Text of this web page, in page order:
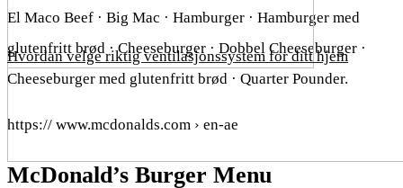
Hvordan velge riktig ventilasjonssystem for ditt hjem
El Maco Beef · Big Mac · Hamburger · Hamburger med
glutenfritt brød · Cheeseburger · Dobbel Cheeseburger ·
Cheeseburger med glutenfritt brød · Quarter Pounder.
https:// www.mcdonalds.com › en-ae
McDonald’s Burger Menu